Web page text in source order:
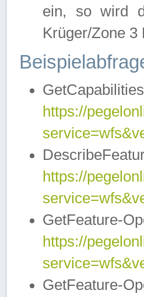
ein, so wird
Krüger/Zone 3
https://
https://
GetFeature-
https://
GetFeature-